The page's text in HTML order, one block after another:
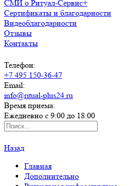
СМИ о Ритуал-Сервис+
Сертификаты и благодарности
Видеоблагодарности
Отзывы
Контакты
Телефон:
+7 495 150-36-47
Email:
info@ritual-plus24.ru
Время приема:
Ежедневно с 9:00 до 18:00
Назад
Главная
Дополнительно